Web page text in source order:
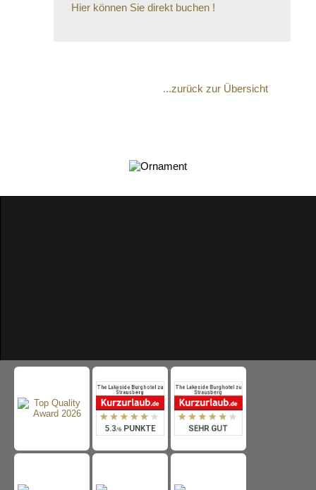
Hier können Sie direkt buchen !
...zurück zur Übersicht